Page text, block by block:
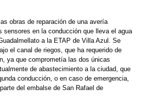
obras de reparación de una avería
sensores en la conducción que lleva el agua
a la ETAP de Villa Azul. Se
el canal de riegos, que ha requerido de
ya que comprometía las dos únicas
de abastecimiento a la ciudad, que
conducción, o en caso de emergencia,
del embalse de San Rafael de